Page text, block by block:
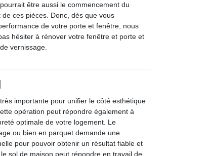
être aussi le commencement du
ces pièces. Donc, dès que vous
de votre porte et fenêtre, nous
hésiter à rénover votre fenêtre et porte et
vernissage.
importante pour unifier le côté esthétique
opération peut répondre également à
optimale de votre logement. Le
ou bien en parquet demande une
pour pouvoir obtenir un résultat fiable et
sol de maison peut répondre en travail de